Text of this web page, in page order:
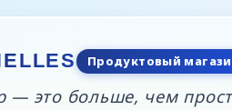
Продуктовый
— это больше, чем